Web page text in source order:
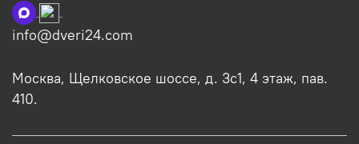
info@dveri24.com
Москва, Щелковское шоссе, д. 3с1, 4 этаж, пав.
410.